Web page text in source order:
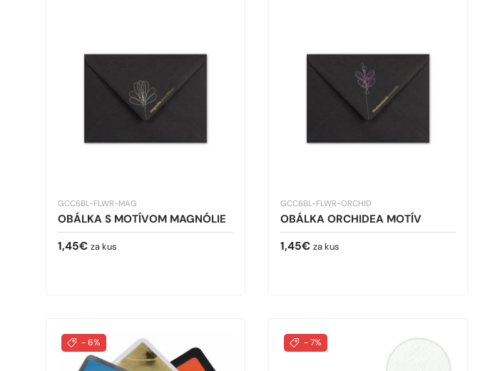
GCC6BL-FLWR-MAG
OBÁLKA S MOTÍVOM MAGNÓLIE
Bežná cena
1,45€ za kus
GCC6BL-FLWR-ORCHID
OBÁLKA ORCHIDEA MOTÍV
Bežná cena
1,45€ za kus
- 6% - 7%